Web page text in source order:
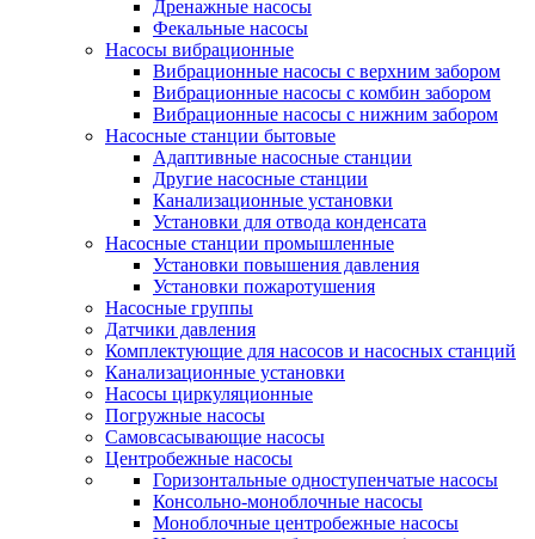
Дренажные насосы
Фекальные насосы
Насосы вибрационные
Вибрационные насосы с верхним забором
Вибрационные насосы с комбин забором
Вибрационные насосы с нижним забором
Насосные станции бытовые
Адаптивные насосные станции
Другие насосные станции
Канализационные установки
Установки для отвода конденсата
Насосные станции промышленные
Установки повышения давления
Установки пожаротушения
Насосные группы
Датчики давления
Комплектующие для насосов и насосных станций
Канализационные установки
Насосы циркуляционные
Погружные насосы
Самовсасывающие насосы
Центробежные насосы
Горизонтальные одноступенчатые насосы
Консольно-моноблочные насосы
Моноблочные центробежные насосы